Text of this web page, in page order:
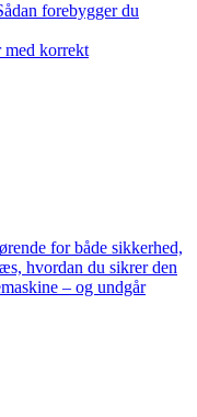
forebygger du
med korrekt
for både sikkerhed,
hvordan du sikrer den
– og undgår